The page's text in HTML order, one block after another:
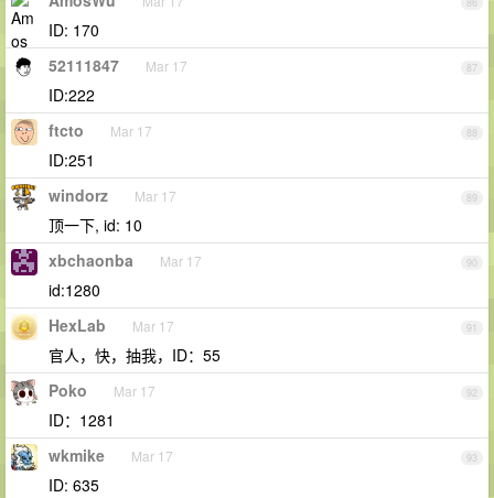
86
ID: 170
87
52111847 Mar 17
ID:222
88
ftcto Mar 17
ID:251
89
windorz Mar 17
顶一下, id: 10
90
xbchaonba Mar 17
id:1280
91
HexLab Mar 17
官人，快，抽我，ID：55
92
Poko Mar 17
ID：1281
93
wkmike Mar 17
ID: 635